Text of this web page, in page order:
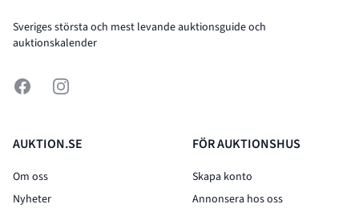
Sveriges största och mest levande auktionsguide och
auktionskalender
FacebookInstagram
AUKTION.SE
Om oss
Nyheter
FÖR AUKTIONSHUS
Skapa konto
Annonsera hos oss